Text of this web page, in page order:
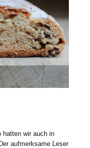
hatten wir auch in
aufmerksame Leser